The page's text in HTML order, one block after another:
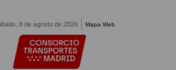
8 de agosto de 2026 Mapa Web